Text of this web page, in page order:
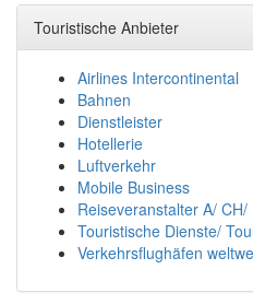
Touristische Anbieter
Airlines Intercontinental
Bahnen
Dienstleister
Hotellerie
Luftverkehr
Mobile Business
Reiseveranstalter A/ CH/
Touristische Dienste/
Verkehrsflughäfen